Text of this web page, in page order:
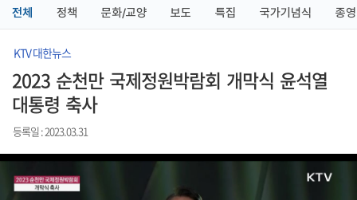
서 도메인 주소를 확인해 보세요
전체 정책 문화/교양 보도 특집 국가기념식 종영
KTV 대한뉴스
2023 순천만 국제정원박람회 개막식 윤석열
대통령 축사
등록일 : 2023.03.31